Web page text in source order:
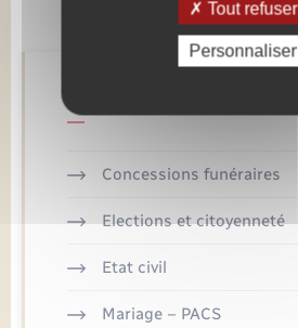
Concessions funéraires
Elections et citoyenneté
Etat civil
Mariage – PACS
Tout refuser
Personnaliser